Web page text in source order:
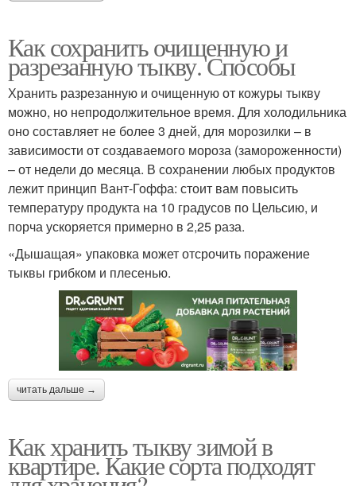
Как сохранить очищенную и
разрезанную тыкву. Способы
Хранить разрезанную и очищенную от кожуры тыкву
можно, но непродолжительное время. Для холодильника
оно составляет не более 3 дней, для морозилки – в
зависимости от создаваемого мороза (замороженности)
– от недели до месяца. В сохранении любых продуктов
лежит принцип Вант-Гоффа: стоит вам повысить
температуру продукта на 10 градусов по Цельсию, и
порча ускоряется примерно в 2,25 раза.
«Дышащая» упаковка может отсрочить поражение
тыквы грибком и плесенью.
читать дальше →
Как хранить тыкву зимой в
квартире. Какие сорта подходят